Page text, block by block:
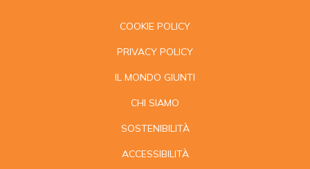
COOKIE POLICY
PRIVACY POLICY
IL MONDO GIUNTI
CHI SIAMO
SOSTENIBILITÀ
ACCESSIBILITÀ